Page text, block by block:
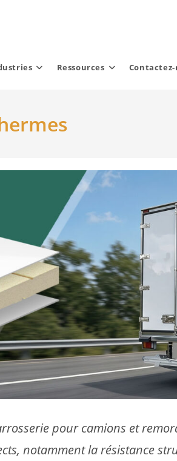
Ressources
pour camions et
notamment la résistance